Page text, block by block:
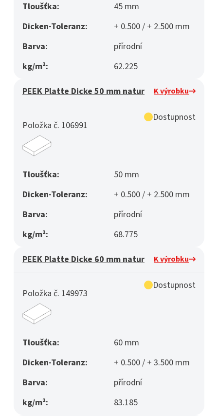
Tloušťka:
45 mm
Dicken-Toleranz:
+ 0.500 / + 2.500 mm
Barva:
přírodní
kg/m²:
62.225
PEEK Platte Dicke 50 mm natur K výrobku
Položka č. 106991
Dostupnost
Tloušťka:
50 mm
Dicken-Toleranz:
+ 0.500 / + 2.500 mm
Barva:
přírodní
kg/m²:
68.775
PEEK Platte Dicke 60 mm natur K výrobku
Položka č. 149973
Dostupnost
Tloušťka:
60 mm
Dicken-Toleranz:
+ 0.500 / + 3.500 mm
Barva:
přírodní
kg/m²:
83.185